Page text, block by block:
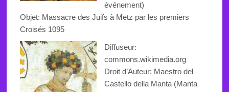
événement)
Objet: Massacre des Juifs à Metz par les premiers
Croisés 1095
Diffuseur:
commons.wikimedia.org
Droit d’Auteur: Maestro del
Castello della Manta (Manta